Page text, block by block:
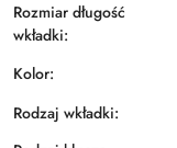
Rozmiar długość
wkładki:
Kolor:
Rodzaj wkładki: